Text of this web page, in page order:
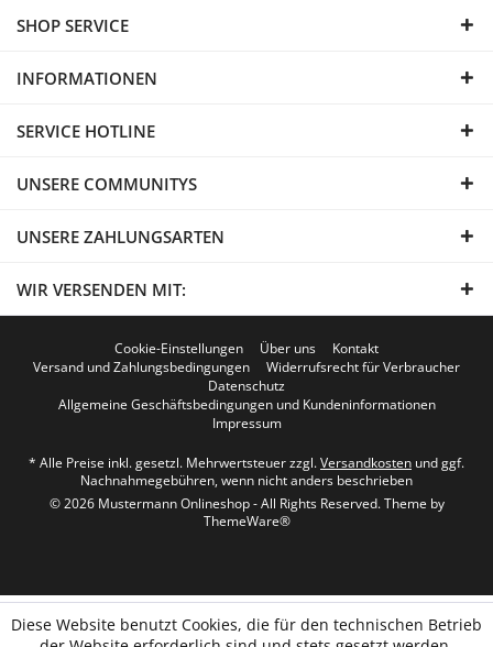
SHOP SERVICE
INFORMATIONEN
SERVICE HOTLINE
UNSERE COMMUNITYS
UNSERE ZAHLUNGSARTEN
WIR VERSENDEN MIT:
Cookie-Einstellungen Über uns
Kontakt
Versand und Zahlungsbedingungen
Widerrufsrecht für Verbraucher
Datenschutz
Allgemeine Geschäftsbedingungen und Kundeninformationen
Impressum
* Alle Preise inkl. gesetzl. Mehrwertsteuer zzgl.Versandkosten und ggf.
Nachnahmegebühren, wenn nicht anders beschrieben
© 2026 Mustermann Onlineshop - All Rights Reserved. Theme by
ThemeWare®
Diese Website benutzt Cookies, die für den technischen Betrieb